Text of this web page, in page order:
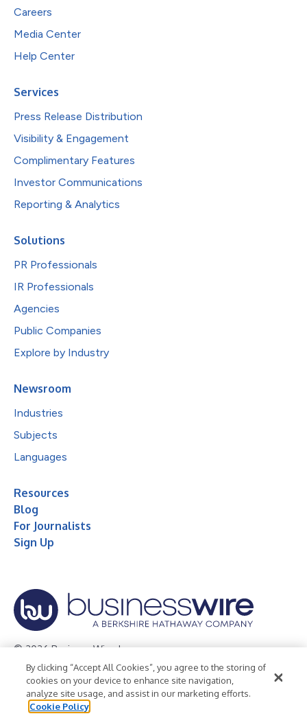
Careers
Media Center
Help Center
Services
Press Release Distribution
Visibility & Engagement
Complimentary Features
Investor Communications
Reporting & Analytics
Solutions
PR Professionals
IR Professionals
Agencies
Public Companies
Explore by Industry
Newsroom
Industries
Subjects
Languages
Resources
Blog
For Journalists
Sign Up
© 2026 Business Wire, Inc.
Privacy Policy Cookie Policy
Accessibility Statement
Terms of Use
Legal
By clicking “Accept All Cookies”, you agree to the storing of
cookies on your device to enhance site navigation,
analyze site usage, and assist in our marketing efforts.
Cookie Policy